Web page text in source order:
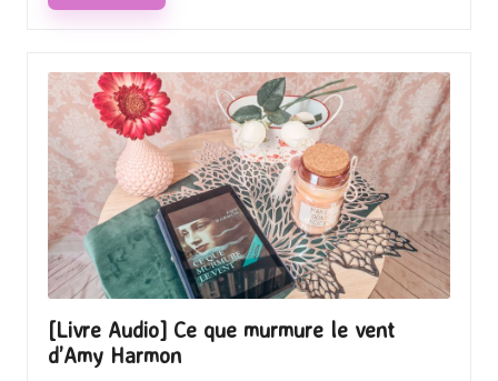
[Livre Audio] Ce que murmure le vent
d’Amy Harmon